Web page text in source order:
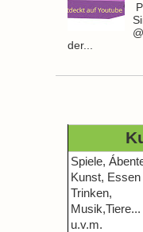
der...
Spiele,
Kunst, Essen
Trinken,
Musik,Tiere...
u.v.m.